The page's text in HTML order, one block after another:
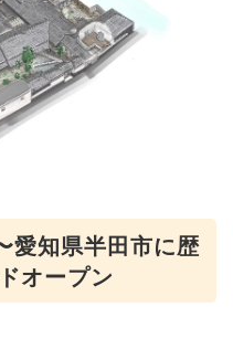
愛知県半田市に歴
オープン